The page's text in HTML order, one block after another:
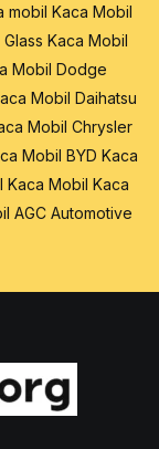
mobil Kaca Mobil
Kaca Mobil
Mobil Dodge
Mobil Daihatsu
Mobil Chrysler
Mobil BYD Kaca
Kaca Mobil Kaca
AGC Automotive